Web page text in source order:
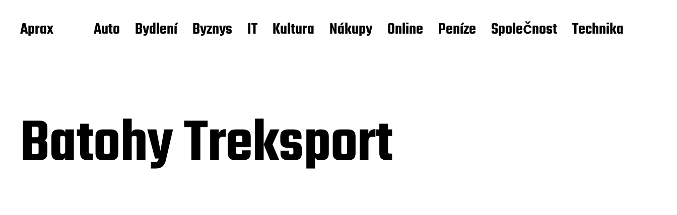
Aprax Auto Bydlení Byznys IT Kultura Nákupy Online Peníze Společnost Technika
Batohy Treksport